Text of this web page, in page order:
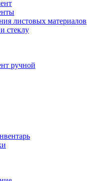
листовых материалов
стеклу
ручной